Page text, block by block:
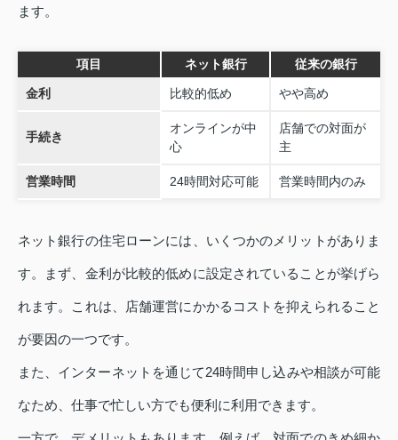
ます。
項目 ネット銀行 従来の銀行
金利 比較的低め やや高め
手続き
オンラインが中
心
店舗での対面が
主
営業時間 24時間対応可能 営業時間内のみ
ネット銀行の住宅ローンには、いくつかのメリットがありま
す。まず、金利が比較的低めに設定されていることが挙げら
れます。これは、店舗運営にかかるコストを抑えられること
が要因の一つです。
また、インターネットを通じて24時間申し込みや相談が可能
なため、仕事で忙しい方でも便利に利用できます。